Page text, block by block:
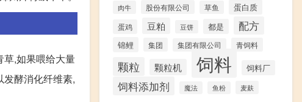
草,如果喂给大量
酵消化纤维素,
肉牛
股份有限公司 草鱼 蛋白质
蛋鸡 豆粕 豆饼 都是 配方
锦鲤 集团 集团有限公司 青饲料
颗粒 颗粒机 饲料 饲料厂
饲料添加剂 魔法 鱼粉 麦麸